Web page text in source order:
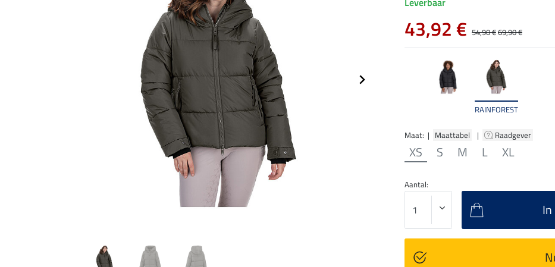
RAINFOREST
Maat: | Maattabel | Raadgever
XS S M L XL
43,92 € 54,90 €69,90 €
Aantal: